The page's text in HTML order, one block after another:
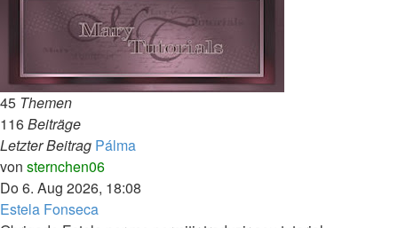
45 Themen
116Beiträge
Letzter Beitrag Pálma
von sternchen06Neuester
Beitrag
Do 6. Aug 2026, 18:08
Estela Fonseca